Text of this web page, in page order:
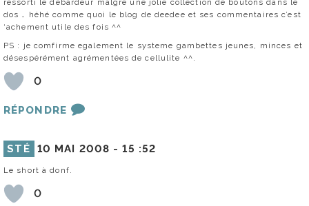
dos … héhé comme quoi le blog de deedee et ses commentaires c’est
‘achement utile des fois ^^
PS : je comfirme egalement le systeme gambettes jeunes, minces et
désespérément agrémentées de cellulite ^^.
0
RÉPONDRE
STÉ 10 MAI 2008 -15 :52
Le short à donf.
0